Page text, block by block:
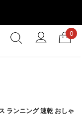
0
ランニング 速乾 おしゃ